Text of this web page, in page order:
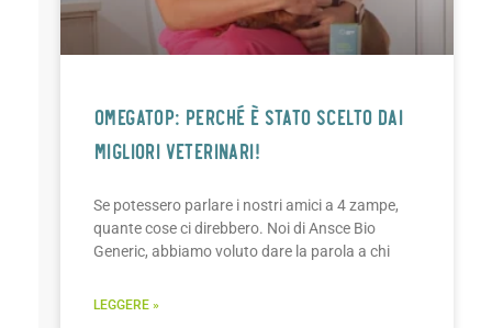
OMEGATOP: PERCHÉ È STATO SCELTO DAI
MIGLIORI VETERINARI!
Se potessero parlare i nostri amici a 4 zampe,
quante cose ci direbbero. Noi di Ansce Bio
Generic, abbiamo voluto dare la parola a chi
LEGGERE »